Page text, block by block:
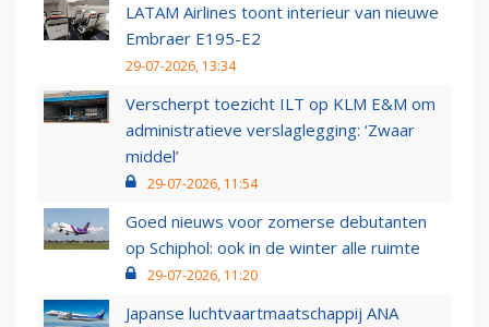
LATAM Airlines toont interieur van nieuwe
Embraer E195-E2
29-07-2026, 13:34
Verscherpt toezicht ILT op KLM E&M om
administratieve verslaglegging: ‘Zwaar
middel’
29-07-2026, 11:54
Goed nieuws voor zomerse debutanten
op Schiphol: ook in de winter alle ruimte
29-07-2026, 11:20
Japanse luchtvaartmaatschappij ANA